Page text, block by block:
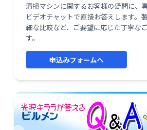
清掃マシンに関するお客様の疑問に、
ビデオチャットで直接お答えします。
細な比較など、ご要望に応じた丁寧な
す。
申込みフォームへ